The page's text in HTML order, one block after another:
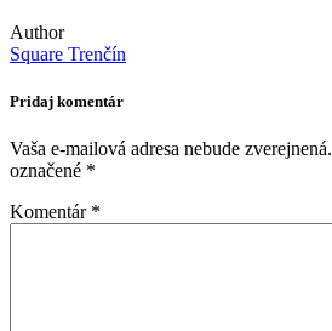
Author
Square Trenčín
Pridaj komentár
Vaša e-mailová adresa nebude zverejnená.
označené *
Komentár *